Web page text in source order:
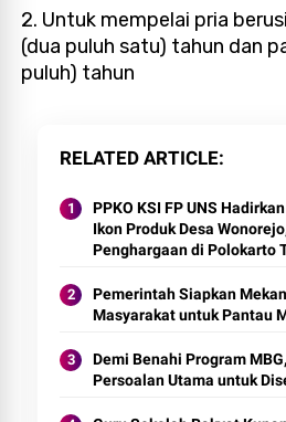
2. Untuk mempelai pria
(dua puluh satu) tahun dan
puluh) tahun
RELATED ARTICLE
PPKO KSI FP UNS
Ikon Produk Desa
Penghargaan di Polokarto
Pemerintah Siapkan
Masyarakat untuk Pantau
Demi Benahi Program
Persoalan Utama untuk